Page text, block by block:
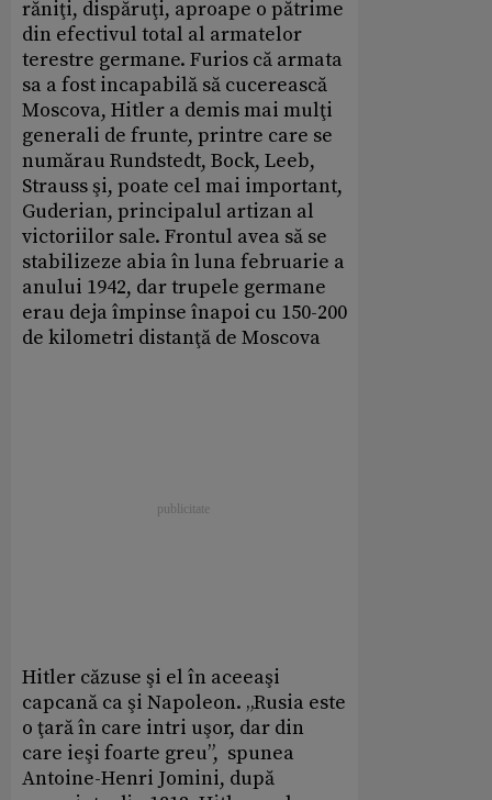
răniţi, dispăruţi, aproape o pătrime
din efectivul total al armatelor
terestre germane. Furios că armata
sa a fost incapabilă să cucerească
Moscova, Hitler a demis mai mulţi
generali de frunte, printre care se
numărau Rundstedt, Bock, Leeb,
Strauss şi, poate cel mai important,
Guderian, principalul artizan al
victoriilor sale. Frontul avea să se
stabilizeze abia în luna februarie a
anului 1942, dar trupele germane
erau deja împinse înapoi cu 150-200
de kilometri distanţă de Moscova
Hitler căzuse şi el în aceeaşi
capcană ca şi Napoleon. „Rusia este
o ţară în care intri uşor, dar din
care ieşi foarte greu”, spunea
Antoine-Henri Jomini, după